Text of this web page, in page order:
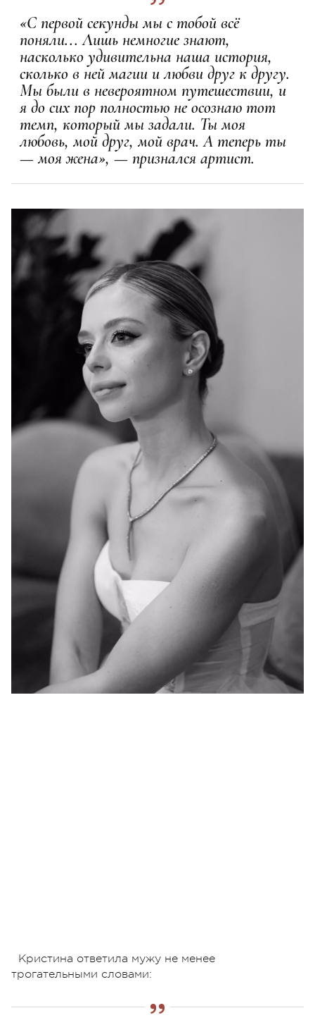
«С первой секунды мы с тобой всё
поняли... Лишь немногие знают,
насколько удивительна наша история,
сколько в ней магии и любви друг к другу.
Мы были в невероятном путешествии, и
я до сих пор полностью не осознаю тот
темп, который мы задали. Ты моя
любовь, мой друг, мой врач. А теперь ты
— моя жена», — признался артист.
Кристина ответила мужу не менее
трогательными словами: